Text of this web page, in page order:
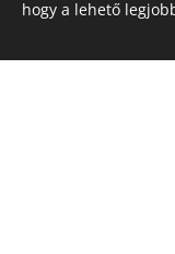
hogy a lehető